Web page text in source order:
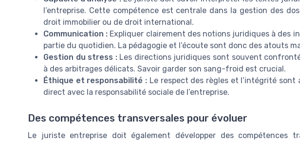
l’entreprise. Cette compétence est centrale dans la gestion des
droit immobilier ou de droit international.
Communication : Expliquer clairement des notions juridiques à des
partie du quotidien. La pédagogie et l’écoute sont donc des atouts
Gestion du stress :Les directions juridiques sont souvent
à des arbitrages délicats. Savoir garder son sang-froid est crucial.
Éthique et responsabilité : Le respect des règles et l’intégrité
direct avec la responsabilité sociale de l’entreprise.
Des compétences transversales pour évoluer
Le juriste entreprise doit également développer des compétences